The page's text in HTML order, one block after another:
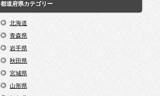
都道府県カテゴリー
北海道
青森県
岩手県
秋田県
宮城県
山形県